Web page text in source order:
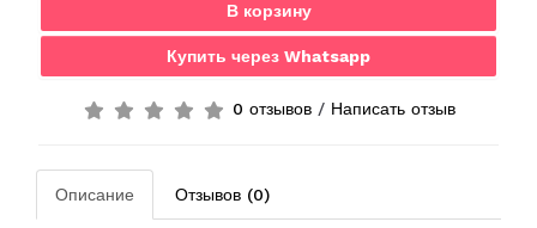
В корзину
Купить через Whatsapp
0 отзывов/ Написать отзыв
Описание Отзывов (0)